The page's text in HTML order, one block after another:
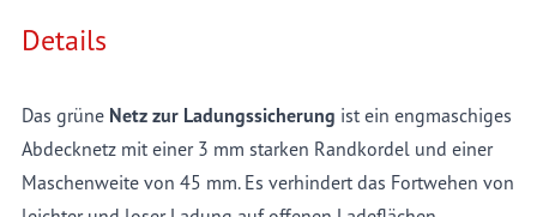
Details
Das grüne Netz zur Ladungssicherung ist ein engmaschiges
Abdecknetz mit einer 3 mm starken Randkordel und einer
Maschenweite von 45 mm. Es verhindert das Fortwehen von